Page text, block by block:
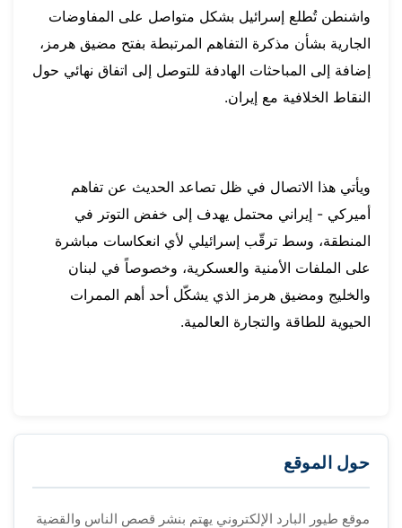
واشنطن تُطلع إسرائيل بشكل متواصل على المفاوضات
الجارية بشأن مذكرة التفاهم المرتبطة بفتح مضيق هرمز،
إضافة إلى المباحثات الهادفة للتوصل إلى اتفاق نهائي حول
النقاط الخلافية مع إيران.
ويأتي هذا الاتصال في ظل تصاعد الحديث عن تفاهم
أميركي - إيراني محتمل يهدف إلى خفض التوتر في
المنطقة، وسط ترقّب إسرائيلي لأي انعكاسات مباشرة
على الملفات الأمنية والعسكرية، وخصوصاً في لبنان
والخليج ومضيق هرمز الذي يشكّل أحد أهم الممرات
الحيوية للطاقة والتجارة العالمية.
حول الموقع
موقع طيور البارد الإلكتروني يهتم بنشر قصص الناس والقضية